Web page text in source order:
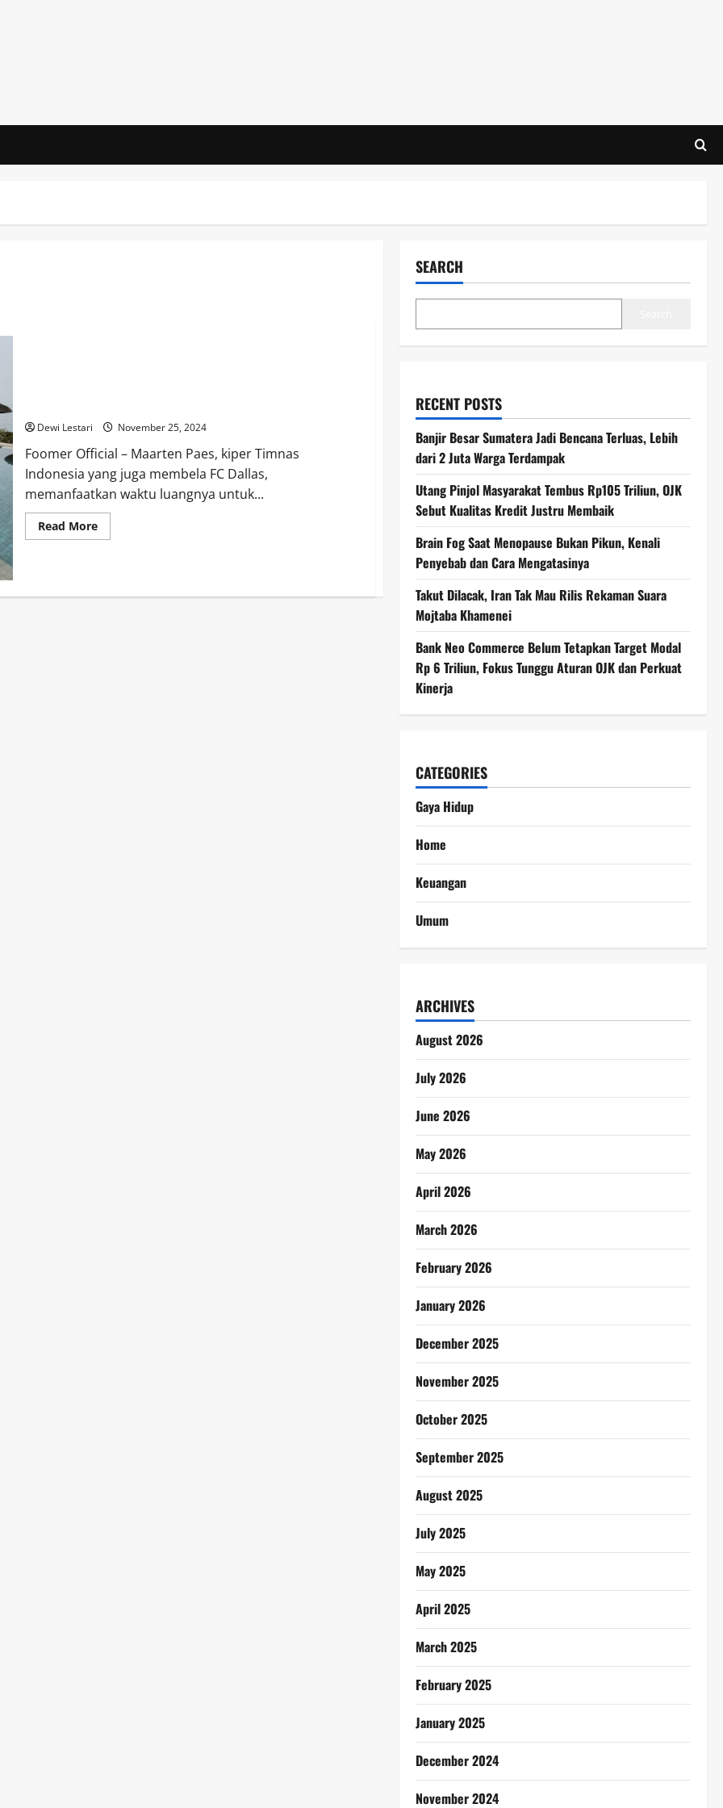
Dewi Lestari November 25, 2024
Foomer Official – Maarten Paes, kiper Timnas
Indonesia yang juga membela FC Dallas,
memanfaatkan waktu luangnya untuk...
Read MoreRead
more
Maarten
SEARCH
RECENT POSTS
Banjir Besar Sumatera Jadi Bencana Terluas, Lebih
dari 2 Juta Warga Terdampak
Utang Pinjol Masyarakat Tembus Rp105 Triliun, OJK
Sebut Kualitas Kredit Justru Membaik
Brain Fog Saat Menopause Bukan Pikun, Kenali
Penyebab dan Cara Mengatasinya
Takut Dilacak, Iran Tak Mau Rilis Rekaman Suara
Mojtaba Khamenei
Bank Neo Commerce Belum Tetapkan Target Modal
Rp 6 Triliun, Fokus Tunggu Aturan OJK dan Perkuat
Kinerja
CATEGORIES
Gaya Hidup
Home
Keuangan
Umum
ARCHIVES
August 2026
July 2026
June 2026
May 2026
April 2026
March 2026
February 2026
January 2026
December 2025
November 2025
October 2025
September 2025
August 2025
July 2025
May 2025
April 2025
March 2025
February 2025
January 2025
December 2024
November 2024